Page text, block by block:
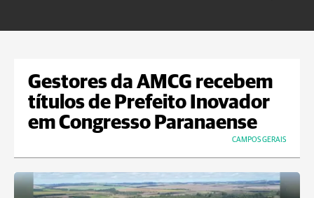
Gestores da AMCG recebem
títulos de Prefeito Inovador
em Congresso Paranaense
CAMPOS GERAIS